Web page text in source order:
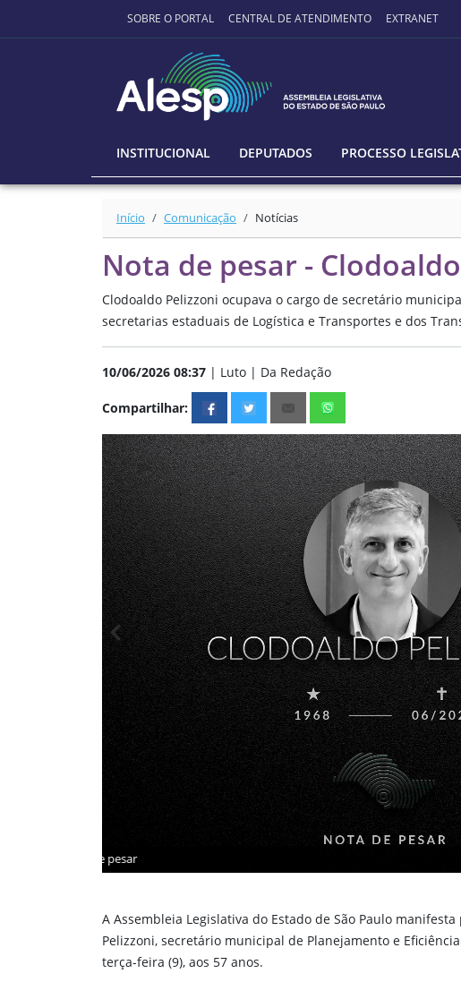
Ir para o conteúdo principal
SOBRE O PORTAL CENTRAL DE ATENDIMENTO EXTRANET
INSTITUCIONAL DEPUTADOS PROCESSO
Início Comunicação Notícias
Nota de pesar -
Clodoaldo Pelizzoni ocupava o cargo de secretário
secretarias estaduais de Logística e Transportes e dos
10/06/2026 08:37 | Luto | Da Redação
Compartilhar:
Foto: Divulgação/Prefeitura de São Paulo
A Assembleia Legislativa do Estado de São Paulo
Pelizzoni, secretário municipal de Planejamento e
terça-feira (9), aos 57 anos.